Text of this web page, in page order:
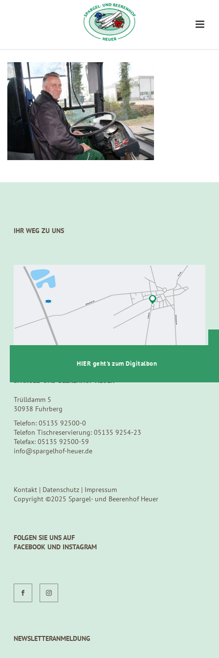
IHR WEG ZU UNS
SPARGEL- UND BEERENHOF HEUER
Trülldamm 5
30938 Fuhrberg
Telefon: 05135 92500-0
Telefon Tischreservierung: 05135 9254-23
Telefax: 05135 92500-59
info@spargelhof-heuer.de
Kontakt | Datenschutz | Impressum
Copyright ©2025 Spargel- und Beerenhof Heuer
FOLGEN SIE UNS AUF
FACEBOOK UND INSTAGRAM
NEWSLETTERANMELDUNG
HIER geht's zum Digitalbon